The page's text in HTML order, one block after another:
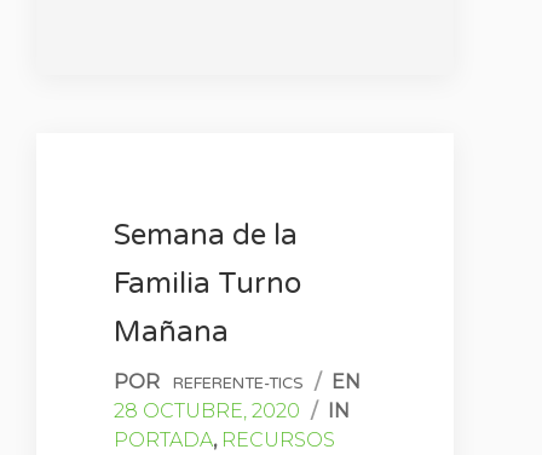
Semana de la
Familia Turno
Mañana
POR REFERENTE-TICS / EN
28 OCTUBRE, 2020 / IN
PORTADA, RECURSOS